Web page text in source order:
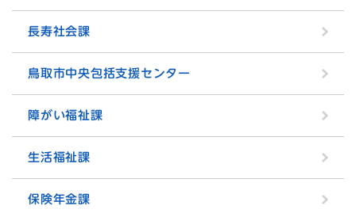
長寿社会課
鳥取市中央包括支援センター
障がい福祉課
生活福祉課
保険年金課